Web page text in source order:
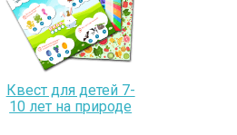
Квест для детей 7-
10 лет на природе